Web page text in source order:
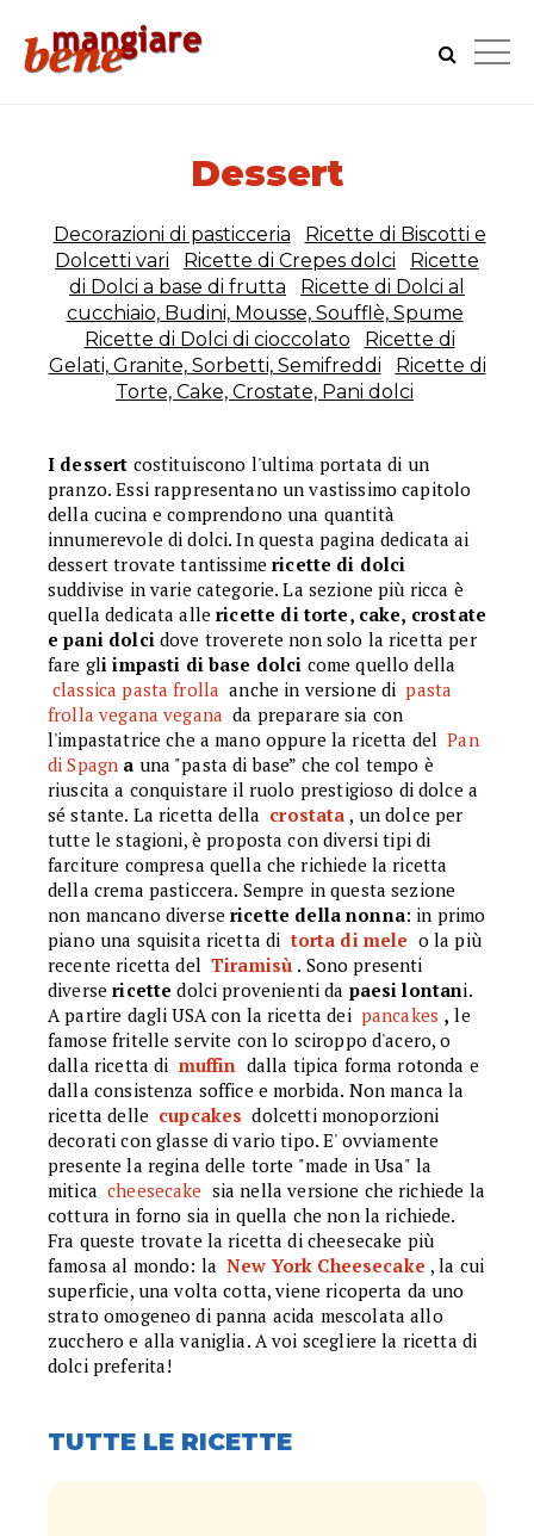
Dessert
Decorazioni di pasticceria
Ricette di Biscotti e
Dolcetti vari
Ricette di Crepes dolci
Ricette
di Dolci a base di frutta
Ricette di Dolci al
cucchiaio, Budini, Mousse, Soufflè, Spume
Ricette di Dolci di cioccolato
Ricette di
Gelati, Granite, Sorbetti, Semifreddi
Ricette di
Torte, Cake, Crostate, Pani dolci
I dessert costituiscono l'ultima portata di un
pranzo. Essi rappresentano un vastissimo capitolo
della cucina e comprendono una quantità
innumerevole di dolci. In questa pagina dedicata ai
dessert trovate tantissimericette di dolci
suddivise in varie categorie. La sezione più ricca è
quella dedicata allericette di torte, cake, crostate
e pani dolci dove troverete non solo la ricetta per
fare gli impasti di base dolci come quello della
classica pasta frolla anche in versione di pasta
frolla vegana vegana da preparare sia con
l'impastatrice che a mano oppure la ricetta del Pan
di Spagn a una "pasta di base” che col tempo è
riuscita a conquistare il ruolo prestigioso di dolce a
sé stante. La ricetta della crostata , un dolce per
tutte le stagioni, è proposta con diversi tipi di
farciture compresa quella che richiede la ricetta
della crema pasticcera. Sempre in questa sezione
non mancano diverse ricette della nonna: in primo
piano una squisita ricetta di torta di mele o la più
recente ricetta del Tiramisù . Sono presenti
diversericettedolci provenienti da paesi lontani.
A partire dagli USA con la ricetta dei pancakes , le
famose fritelle servite con lo sciroppo d'acero, o
dalla ricetta di muffin dalla tipica forma rotonda e
dalla consistenza soffice e morbida. Non manca la
ricetta delle cupcakes dolcetti monoporzioni
decorati con glasse di vario tipo. E' ovviamente
presente la regina delle torte "made in Usa" la
mitica cheesecake sia nella versione che richiede la
cottura in forno sia in quella che non la richiede.
Fra queste trovate la ricetta di cheesecake più
famosa al mondo: la New York Cheesecake , la cui
superficie, una volta cotta, viene ricoperta da uno
strato omogeneo di panna acida mescolata allo
zucchero e alla vaniglia. A voi scegliere la ricetta di
dolci preferita!
TUTTE LE RICETTE